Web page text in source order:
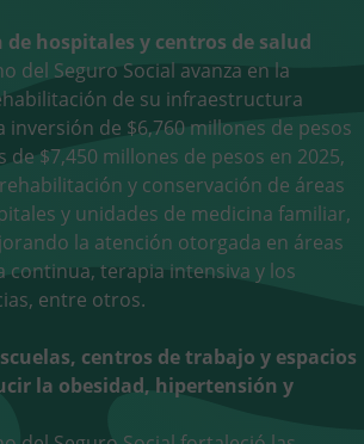
hospitales y centros de salud
del Seguro Social avanza en la
de su infraestructura
inversión de $6,760 millones de pesos
de $7,450 millones de pesos en 2025,
y conservación de áreas
y unidades de medicina familiar,
la atención otorgada en áreas
continua, terapia intensiva y los
entre otros.
centros de trabajo y espacios
la obesidad, hipertensión y